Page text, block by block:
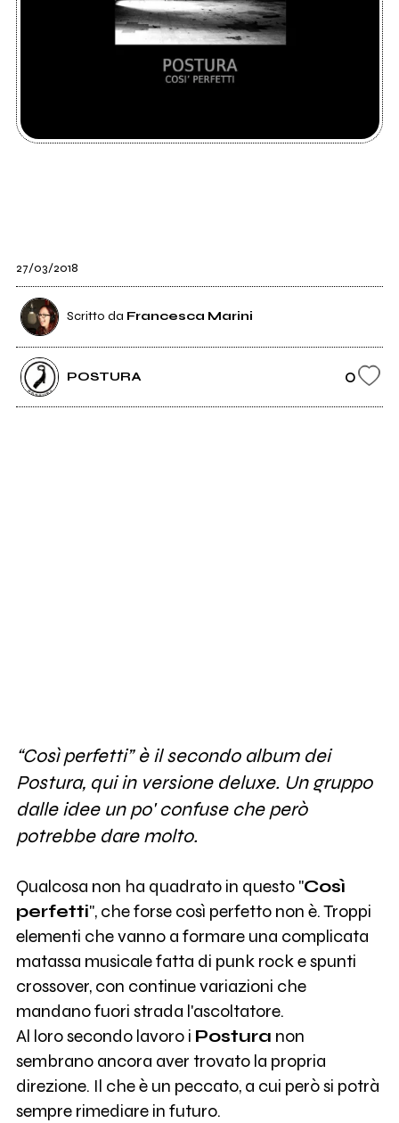
27/03/2018
Scritto da Francesca Marini
POSTURA 0
“Così perfetti” è il secondo album dei
Postura, qui in versione deluxe. Un gruppo
dalle idee un po' confuse che però
potrebbe dare molto.
Qualcosa non ha quadrato in questo "Così
perfetti", che forse così perfetto non è. Troppi
elementi che vanno a formare una complicata
matassa musicale fatta di punk rock e spunti
crossover, con continue variazioni che
mandano fuori strada l'ascoltatore.
Al loro secondo lavoro i Postura non
sembrano ancora aver trovato la propria
direzione. Il che è un peccato, a cui però si potrà
sempre rimediare in futuro.